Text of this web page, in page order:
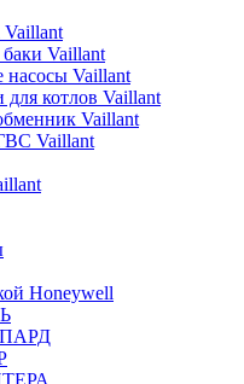
Vaillant
Vaillant
Vaillant
котлов Vaillant
Vaillant
Vaillant
Honeywell